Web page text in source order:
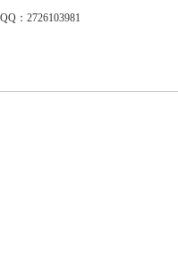
QQ：2726103981